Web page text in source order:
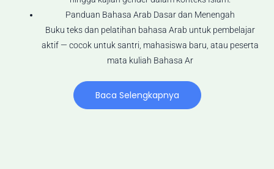
Panduan Bahasa Arab Dasar dan Menengah
Buku teks dan pelatihan bahasa Arab untuk pembelajar
aktif — cocok untuk santri, mahasiswa baru, atau peserta
mata kuliah Bahasa Ar
Baca Selengkapnya